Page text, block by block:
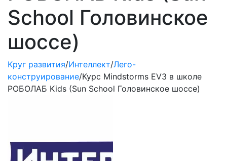
School Головинское
шоссе)
Круг развития/Интеллект/Лего-
конструирование/Курс Mindstorms EV3 в школе
РОБОЛАБ Kids (Sun School Головинское шоссе)